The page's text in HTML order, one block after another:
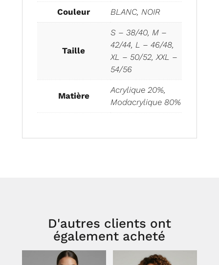
Couleur BLANC, NOIR
Taille
S – 38/40, M –
42/44, L – 46/48,
XL – 50/52, XXL –
54/56
Matière
Acrylique 20%,
Modacrylique 80%
D'autres clients ont
également acheté